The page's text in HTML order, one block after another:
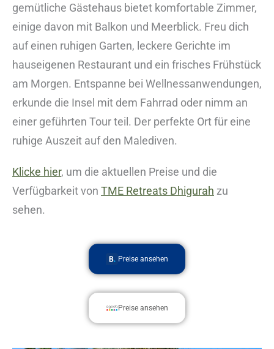
gemütliche Gästehaus bietet komfortable Zimmer,
einige davon mit Balkon und Meerblick. Freu dich
auf einen ruhigen Garten, leckere Gerichte im
hauseigenen Restaurant und ein frisches Frühstück
am Morgen. Entspanne bei Wellnessanwendungen,
erkunde die Insel mit dem Fahrrad oder nimm an
einer geführten Tour teil. Der perfekte Ort für eine
ruhige Auszeit auf den Malediven.
Klicke hier, um die aktuellen Preise und die
Verfügbarkeit von TME Retreats Dhigurah zu
sehen.
Preise ansehen
Preise ansehen